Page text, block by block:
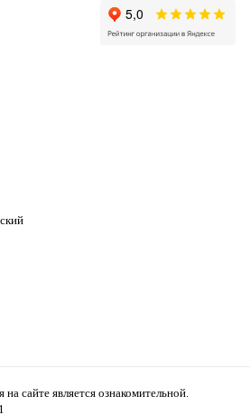
сайте является ознакомительной.